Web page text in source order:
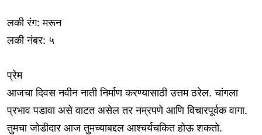
लकी रंग: मरून
लकी नंबर: ५
प्रेम
आजचा दिवस नवीन नाती निर्माण करण्यासाठी उत्तम ठरेल. चांगला
प्रभाव पडावा असे वाटत असेल तर नम्रपणे आणि विचारपूर्वक वागा.
तुमचा जोडीदार आज तुमच्याबद्दल आश्चर्यचकित होऊ शकतो.